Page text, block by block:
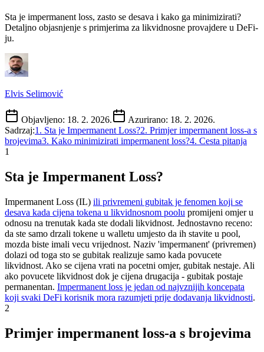
Sta je impermanent loss, zasto se desava i kako ga minimizirati?
Detaljno objasnjenje s primjerima za likvidnosne provajdere u DeFi-
ju.
Elvis Selimović
Objavljeno: 18. 2. 2026. Azurirano: 18. 2. 2026.
Sadrzaj:1 . Sta je Impermanent Loss?2. Primjer impermanent loss-a s
brojevima3. Kako minimizirati impermanent loss?4. Cesta pitanja
1
Sta je Impermanent Loss?
Impermanent Loss (IL) ili privremeni gubitak je fenomen koji se
desava kada cijena tokena u likvidnosnom poolu promijeni omjer u
odnosu na trenutak kada ste dodali likvidnost. Jednostavno receno:
da ste samo drzali tokene u walletu umjesto da ih stavite u pool,
mozda biste imali vecu vrijednost. Naziv 'impermanent' (privremen)
dolazi od toga sto se gubitak realizuje samo kada povucete
likvidnost. Ako se cijena vrati na pocetni omjer, gubitak nestaje. Ali
ako povucete likvidnost dok je cijena drugacija - gubitak postaje
permanentan. Impermanent loss je jedan od najvznijih koncepata
koji svaki DeFi korisnik mora razumjeti prije dodavanja likvidnosti.
2
Primjer impermanent loss-a s brojevima